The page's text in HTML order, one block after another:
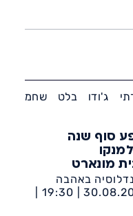
ג'ודו בלט שחמט
סוף שנה
מונארט
באהבה
19:30 |